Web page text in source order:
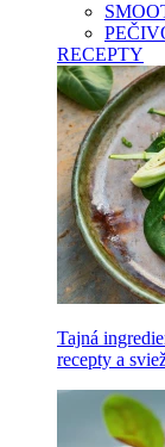
RECEPTY
Tajná
recepty a